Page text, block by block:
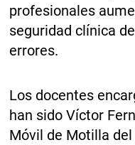
profesionales
seguridad clínica
errores.
Los docentes
han sido Víctor
Móvil de Motilla del